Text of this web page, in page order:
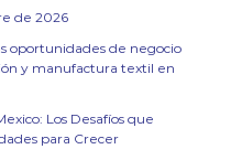
de 2026
oportunidades de negocio
y manufactura textil en
Los Desafíos que
para Crecer